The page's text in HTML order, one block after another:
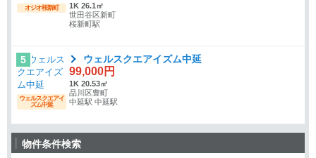
オジオ桜新町
1K 26.1㎡
世田谷区新町
桜新町駅
5
ウェルスクエアイ
ズム中延
ウェルスクエアイズム中延
99,000円
1K 20.53㎡
品川区豊町
中延駅 中延駅
物件条件検索